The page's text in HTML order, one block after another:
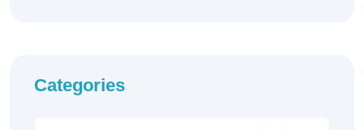
Categories